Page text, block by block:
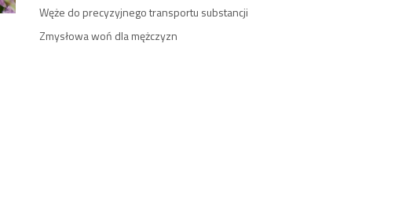
Węże do precyzyjnego transportu substancji
Zmysłowa woń dla mężczyzn